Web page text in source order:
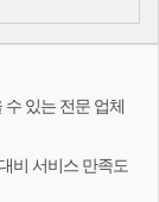
있는 전문 업체
비 서비스 만족도